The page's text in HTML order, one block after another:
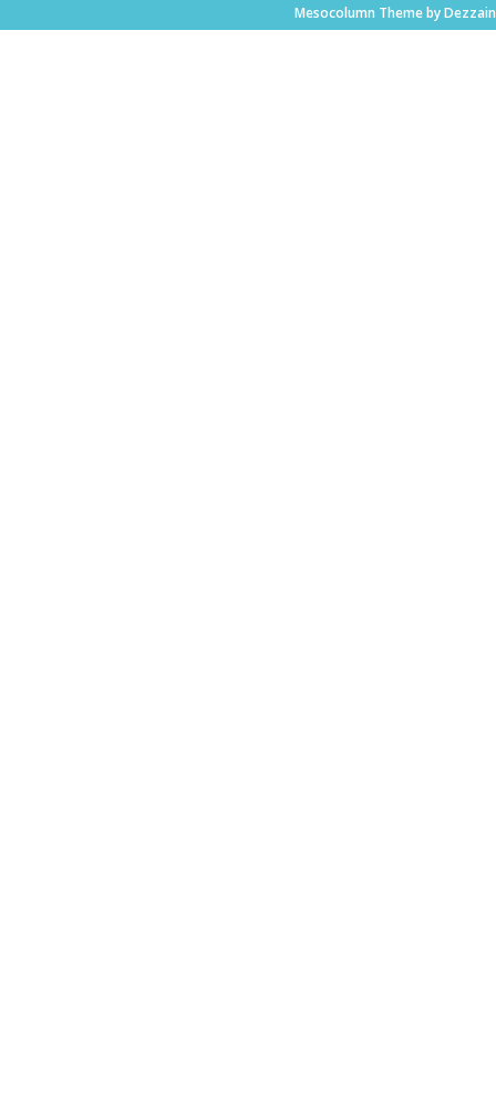
Mesocolumn Theme by Dezzain